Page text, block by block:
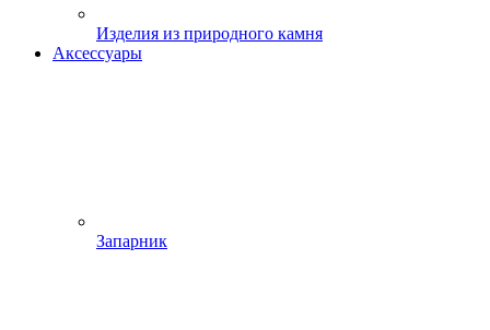
Изделия из природного камня
Аксессуары
Запарник